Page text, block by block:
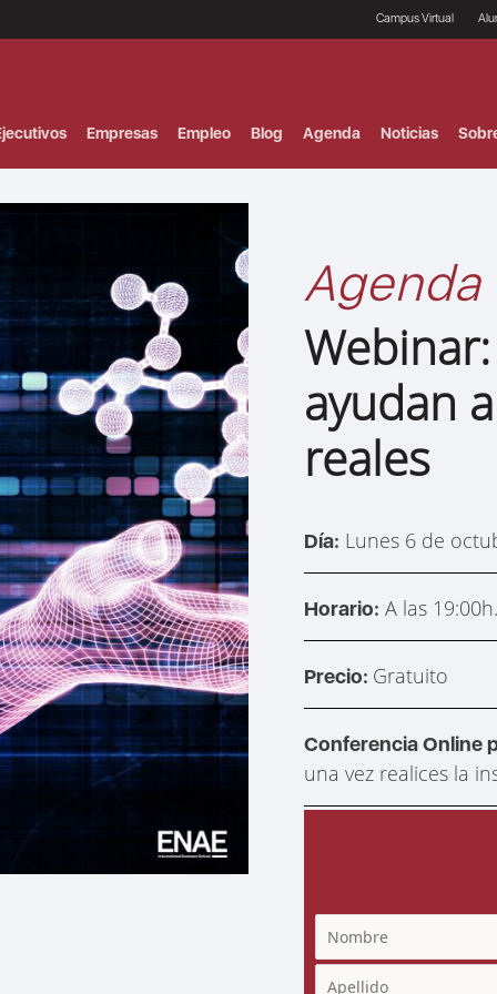
Campus Virtual
Empresas Empleo Blog Agenda Noticias
Agenda
ayudan
reales
Día: Lunes 6 de
Horario: A las
Precio: Gratuito
Conferencia Online
una vez realices la